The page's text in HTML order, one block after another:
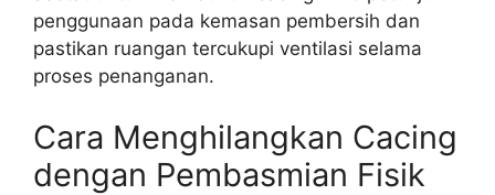
penggunaan pada kemasan pembersih dan
pastikan ruangan tercukupi ventilasi selama
proses penanganan.
Cara Menghilangkan Cacing
dengan Pembasmian Fisik